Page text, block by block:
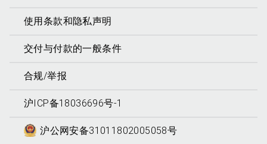
使用条款和隐私声明
交付与付款的一般条件
合规/举报
沪ICP备18036696号-1
沪公网安备31011802005058号